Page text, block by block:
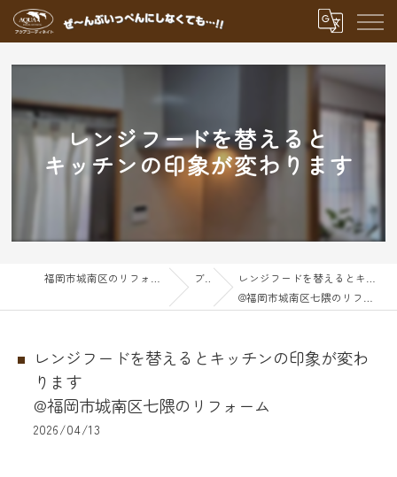
レンジフードを替えると
キッチンの印象が変わります
ブログ
レンジフードを替えるとキッチンの印象が変わります
@福岡市城南区七隈のリフォーム
レンジフードを替えるとキッチンの印象が変わ
ります
@福岡市城南区七隈のリフォーム
2026/04/13